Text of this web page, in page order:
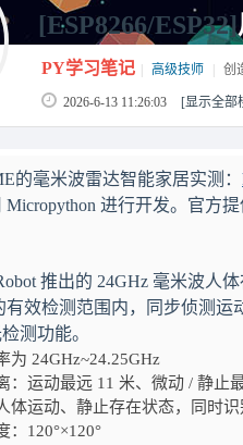
[ESP8266/ESP32]
PY学习笔记 高级技师 创
2026-6-13 11:26:03 [显示全部
的毫米波雷达智能家居实测：
进行开发。官方
推出的 24GHz 毫米波人
有效检测范围内，同步侦测
测功能。
为 24GHz~24.25GHz
：运动最远 11 米、微动 / 静止
体运动、静止存在状态，同时
：120°×120°